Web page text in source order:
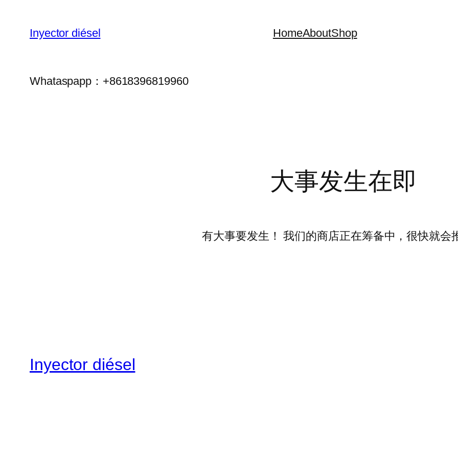
Inyector diésel HomeAboutShop
Whataspapp：+8618396819960
大事发生在即
有大事要发生！ 我们的商店正在筹备中，很快就会
Inyector diésel